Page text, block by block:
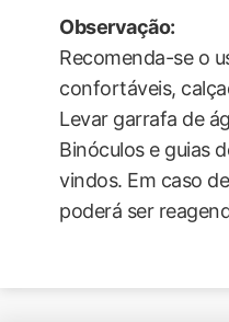
Observação:
Recomenda-se o
confortáveis,
Levar garrafa de
Binóculos e guias
vindos. Em caso
poderá ser